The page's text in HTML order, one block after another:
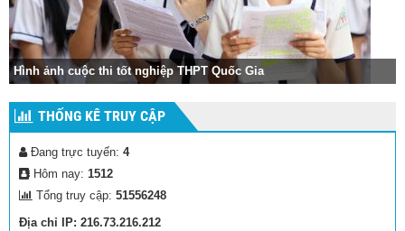
Hình ảnh lễ khai giảng năm học mới
THỐNG KÊ TRUY CẬP
Đang trực tuyến: 4
Hôm nay: 1512
Tổng truy cập: 51556248
Địa chỉ IP: 216.73.216.212